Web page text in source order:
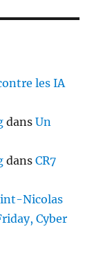
les IA
dansUn
dansCR7
Nicolas
Cyber